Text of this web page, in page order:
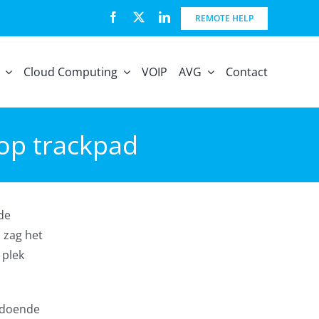
REMOTE HELP
Cloud Computing VOIP AVG Contact
trackpad
het